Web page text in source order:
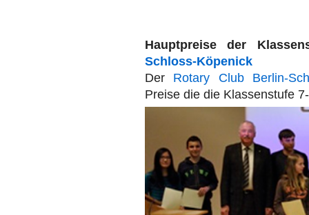
Hauptpreise der
Schloss-Köpenick
Der Rotary Club Berlin-
Preise die die Klassenstufe